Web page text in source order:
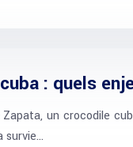
: quels
un crocodile
survie…